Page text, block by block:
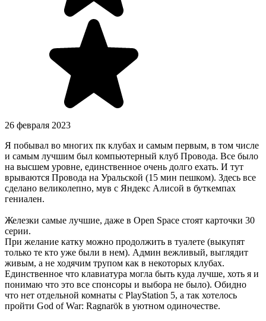
26 февраля 2023
Я побывал во многих пк клубах и самым первым, в том числе
и самым лучшим был компьютерный клуб Провода. Все было
на высшем уровне, единственное очень долго ехать. И тут
врываются Провода на Уральской (15 мин пешком). Здесь все
сделано великолепно, мув с Яндекс Алисой в буткемпах
гениален.
Железки самые лучшие, даже в Open Space стоят карточки 30
серии.
При желание катку можно продолжить в туалете (выкупят
только те кто уже были в нем). Админ вежливый, выглядит
живым, а не ходячим трупом как в некоторых клубах.
Единственное что клавиатура могла быть куда лучше, хоть я и
понимаю что это все спонсоры и выбора не было). Обидно
что нет отдельной комнаты с PlayStation 5, а так хотелось
пройти God of War: Ragnarök в уютном одиночестве.